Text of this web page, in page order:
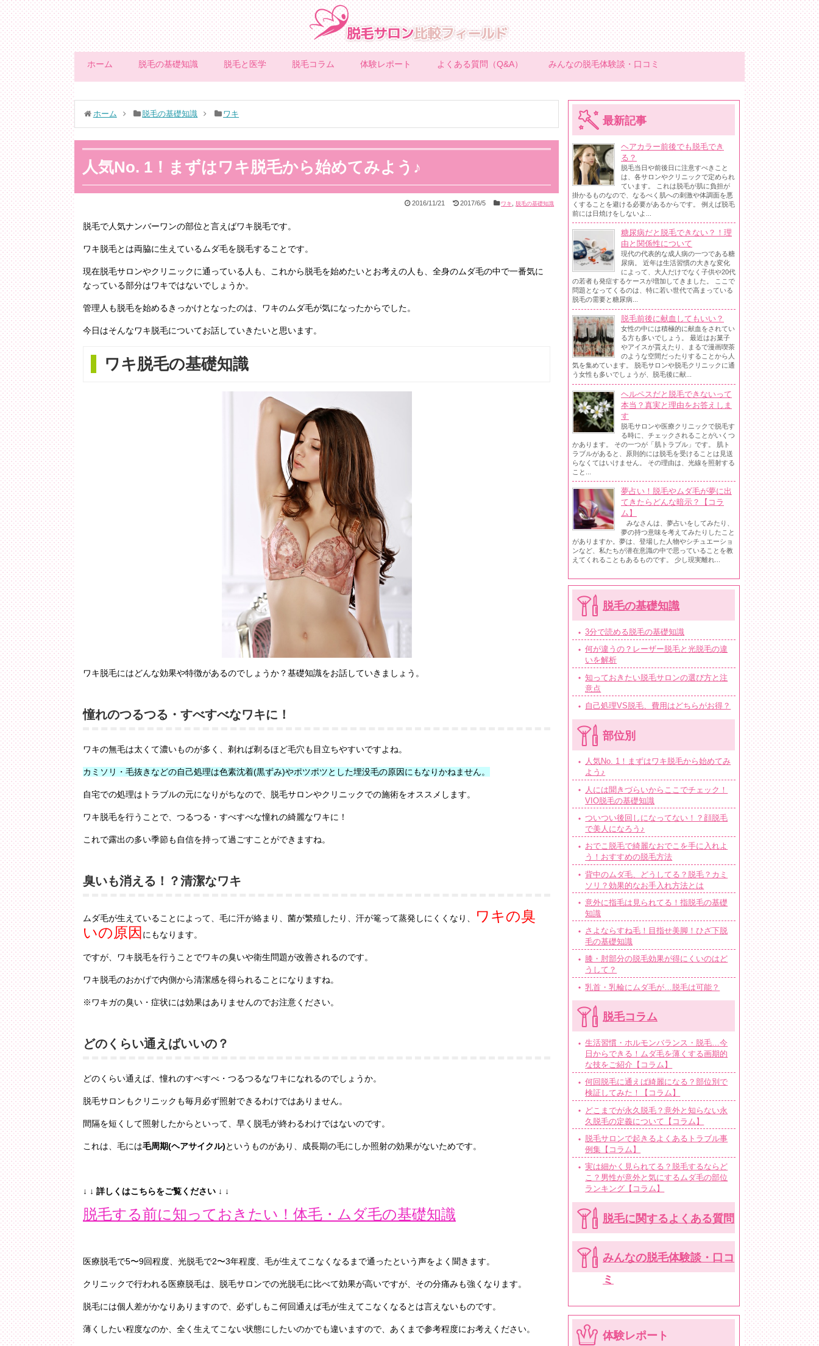
ホーム 脱毛の基礎知識 脱毛と医学 脱毛コラム 体験レポート よくある質問（Q&A） みんなの脱毛体験談・口コミ
ホーム 脱毛の基礎知識 ワキ
人気No. 1！まずはワキ脱毛から始めてみよう♪
2016/11/21 2017/6/5 ワキ 脱毛の基礎知識
脱毛で人気ナンバーワンの部位と言えばワキ脱毛です。
ワキ脱毛とは両脇に生えているムダ毛を脱毛することです。
現在脱毛サロンやクリニックに通っている人も、これから脱毛を始めたいとお考えの人も、全身のムダ毛の中で一番気に
なっている部分はワキではないでしょうか。
管理人も脱毛を始めるきっかけとなったのは、ワキのムダ毛が気になったからでした。
今日はそんなワキ脱毛についてお話していきたいと思います。
ワキ脱毛の基礎知識
ワキ脱毛にはどんな効果や特徴があるのでしょうか？基礎知識をお話していきましょう。
憧れのつるつる・すべすべなワキに！
ワキの無毛は太くて濃いものが多く、剃れば剃るほど毛穴も目立ちやすいですよね。
カミソリ・毛抜きなどの自己処理は色素沈着(黒ずみ)やポツポツとした埋没毛の原因にもなりかねません。
自宅での処理はトラブルの元になりがちなので、脱毛サロンやクリニックでの施術をオススメします。
ワキ脱毛を行うことで、つるつる・すべすべな憧れの綺麗なワキに！
これで露出の多い季節も自信を持って過ごすことができますね。
臭いも消える！？清潔なワキ
ムダ毛が生えていることによって、毛に汗が絡まり、菌が繁殖したり、汗が篭って蒸発しにくくなり、
ワキの臭
いの原因 にもなります。
ですが、ワキ脱毛を行うことでワキの臭いや衛生問題が改善されるのです。
ワキ脱毛のおかげで内側から清潔感を得られることになりますね。
※ワキガの臭い・症状には効果はありませんのでお注意ください。
どのくらい通えばいいの？
どのくらい通えば、憧れのすべすべ・つるつるなワキになれるのでしょうか。
脱毛サロンもクリニックも毎月必ず照射できるわけではありません。
間隔を短くして照射したからといって、早く脱毛が終わるわけではないのです。
これは、毛には毛周期(ヘアサイクル)というものがあり、成長期の毛にしか照射の効果がないためです。
↓ ↓ 詳しくはこちらをご覧ください ↓ ↓
脱毛する前に知っておきたい！体毛・ムダ毛の基礎知識
医療脱毛で5〜9回程度、光脱毛で2〜3年程度、毛が生えてこなくなるまで通ったという声をよく聞きます。
クリニックで行われる医療脱毛は、脱毛サロンでの光脱毛に比べて効果が高いですが、その分痛みも強くなります。
脱毛には個人差がかなりありますので、必ずしもこ何回通えば毛が生えてこなくなるとは言えないものです。
薄くしたい程度なのか、全く生えてこない状態にしたいのかでも違いますので、あくまで参考程度にお考えください。
最新記事
ヘアカラー前後でも脱毛でき
る？
脱毛当日や前後日に注意すべきこと
は、各サロンやクリニックで定められ
ています。 これは脱毛が肌に負担が
掛かるものなので、なるべく肌への刺激や体調面を悪
くすることを避ける必要があるからです。 例えば脱毛
前には日焼けをしないよ...
糖尿病だと脱毛できない？！理
由と関係性について
現代の代表的な成人病の一つである糖
尿病。 近年は生活習慣の大きな変化
によって、大人だけでなく子供や20代
の若者も発症するケースが増加してきました。 ここで
問題となってくるのは、特に若い世代で高まっている
脱毛の需要と糖尿病...
脱毛前後に献血してもいい？
女性の中には積極的に献血をされてい
る方も多いでしょう。 最近はお菓子
やアイスが貰えたり、まるで漫画喫茶
のような空間だったりすることから人
気を集めています。 脱毛サロンや脱毛クリニックに通
う女性も多いでしょうが、脱毛後に献...
ヘルペスだと脱毛できないって
本当？真実と理由をお答えしま
す
脱毛サロンや医療クリニックで脱毛す
る時に、チェックされることがいくつ
かあります。 その一つが「肌トラブル」です。 肌ト
ラブルがあると、原則的には脱毛を受けることは見送
らなくてはいけません。 その理由は、光線を照射する
こと...
夢占い！脱毛やムダ毛が夢に出
てきたらどんな暗示？【コラ
ム】
みなさんは、夢占いをしてみたり、
夢の持つ意味を考えてみたりしたこと
がありますか。夢は、登場した人物やシチュエーショ
ンなど、私たちが潜在意識の中で思っていることを教
えてくれることもあるものです。 少し現実離れ...
脱毛の基礎知識
3分で読める脱毛の基礎知識
何が違うの？レーザー脱毛と光脱毛の違
いを解析
知っておきたい脱毛サロンの選び方と注
意点
自己処理VS脱毛、費用はどちらがお得？
部位別
人気No. 1！まずはワキ脱毛から始めてみ
よう♪
人には聞きづらいからここでチェック！
VIO脱毛の基礎知識
ついつい後回しになってない！？顔脱毛
で美人になろう♪
おでこ脱毛で綺麗なおでこを手に入れよ
う！おすすめの脱毛方法
背中のムダ毛、どうしてる？脱毛？カミ
ソリ？効果的なお手入れ方法とは
意外に指毛は見られてる！指脱毛の基礎
知識
さよならすね毛！目指せ美脚！ひざ下脱
毛の基礎知識
膝・肘部分の脱毛効果が得にくいのはど
うして？
乳首・乳輪にムダ毛が…脱毛は可能？
脱毛コラム
生活習慣・ホルモンバランス・脱毛…今
日からできる！ムダ毛を薄くする画期的
な技をご紹介【コラム】
何回脱毛に通えば綺麗になる？部位別で
検証してみた！【コラム】
どこまでが永久脱毛？意外と知らない永
久脱毛の定義について【コラム】
脱毛サロンで起きるよくあるトラブル事
例集【コラム】
実は細かく見られてる？脱毛するならど
こ？男性が意外と気にするムダ毛の部位
ランキング【コラム】
脱毛に関するよくある質問
みんなの脱毛体験談・口コ
ミ
体験レポート